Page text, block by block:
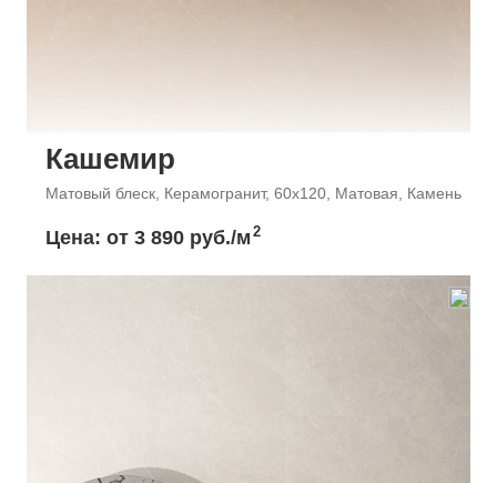
Кашемир
Матовый блеск, Керамогранит, 60x120, Матовая, Камень
Цена: от 3 890 руб./м 2